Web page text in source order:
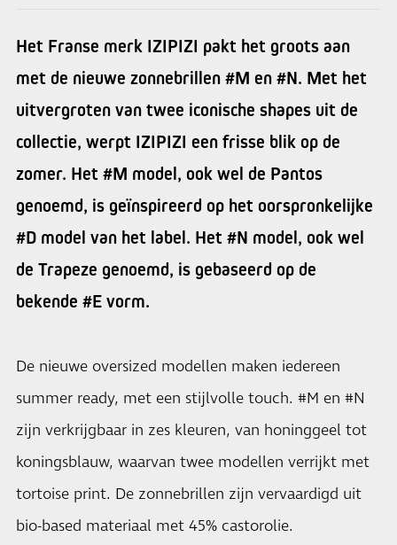
Het Franse merk IZIPIZI pakt het groots aan
met de nieuwe zonnebrillen #M en #N. Met het
uitvergroten van twee iconische shapes uit de
collectie, werpt IZIPIZI een frisse blik op de
zomer. Het #M model, ook wel de Pantos
genoemd, is geïnspireerd op het oorspronkelijke
#D model van het label. Het #N model, ook wel
de Trapeze genoemd, is gebaseerd op de
bekende #E vorm.
De nieuwe oversized modellen maken iedereen
summer ready, met een stijlvolle touch. #M en #N
zijn verkrijgbaar in zes kleuren, van honinggeel tot
koningsblauw, waarvan twee modellen verrijkt met
tortoise print. De zonnebrillen zijn vervaardigd uit
bio-based materiaal met 45% castorolie.